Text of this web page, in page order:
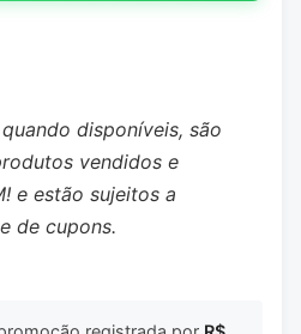
disponíveis, são
vendidos e
e estão sujeitos a
de cupons.